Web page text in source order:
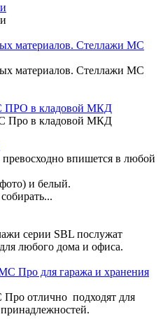
материалов. Стеллажи МС
материалов. Стеллажи МС
ПРО в кладовой МКД
Про в кладовой МКД
впишется в любой
и белый.
серии SBL послужат
любого дома и офиса.
Про для гаража и хранения
отлично подходят для